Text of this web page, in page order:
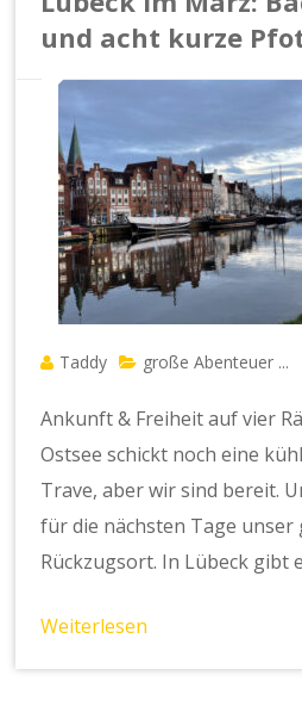
und acht kurze
Taddy große Abenteuer ...
Ankunft & Freiheit auf vier
Ostsee schickt noch eine
Trave, aber wir sind bereit.
für die nächsten Tage unser
Rückzugsort. In Lübeck gibt
Weiterlesen